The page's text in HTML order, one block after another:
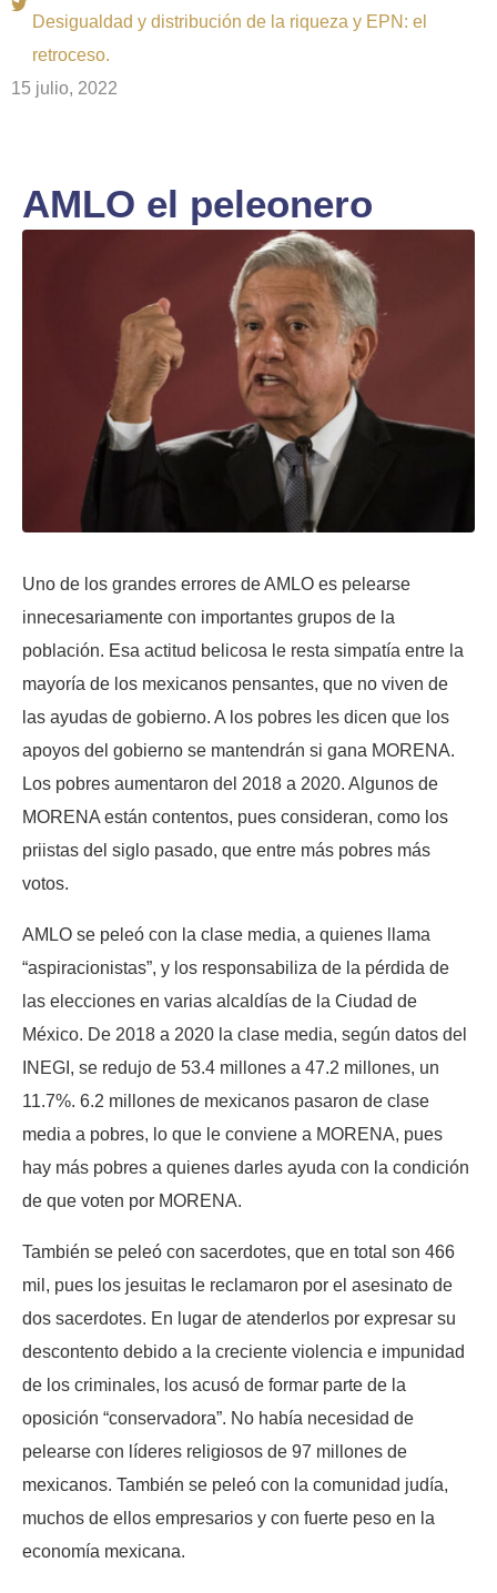
Desigualdad y distribución de la riqueza y EPN: el
retroceso.
15 julio, 2022
AMLO el peleonero
Uno de los grandes errores de AMLO es pelearse
innecesariamente con importantes grupos de la
población. Esa actitud belicosa le resta simpatía entre la
mayoría de los mexicanos pensantes, que no viven de
las ayudas de gobierno. A los pobres les dicen que los
apoyos del gobierno se mantendrán si gana MORENA.
Los pobres aumentaron del 2018 a 2020. Algunos de
MORENA están contentos, pues consideran, como los
priistas del siglo pasado, que entre más pobres más
votos.
AMLO se peleó con la clase media, a quienes llama
“aspiracionistas”, y los responsabiliza de la pérdida de
las elecciones en varias alcaldías de la Ciudad de
México. De 2018 a 2020 la clase media, según datos del
INEGI, se redujo de 53.4 millones a 47.2 millones, un
11.7%. 6.2 millones de mexicanos pasaron de clase
media a pobres, lo que le conviene a MORENA, pues
hay más pobres a quienes darles ayuda con la condición
de que voten por MORENA.
También se peleó con sacerdotes, que en total son 466
mil, pues los jesuitas le reclamaron por el asesinato de
dos sacerdotes. En lugar de atenderlos por expresar su
descontento debido a la creciente violencia e impunidad
de los criminales, los acusó de formar parte de la
oposición “conservadora”. No había necesidad de
pelearse con líderes religiosos de 97 millones de
mexicanos. También se peleó con la comunidad judía,
muchos de ellos empresarios y con fuerte peso en la
economía mexicana.